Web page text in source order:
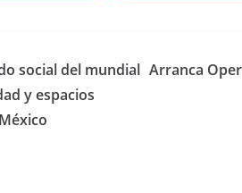
social del mundial
y espacios
Arranca